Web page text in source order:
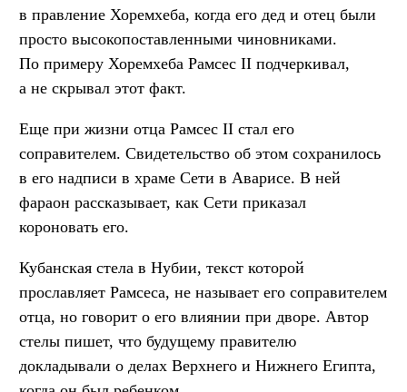
в правление Хоремхеба, когда его дед и отец были
просто высокопоставленными чиновниками.
По примеру Хоремхеба Рамсес II подчеркивал,
а не скрывал этот факт.
Еще при жизни отца Рамсес II стал его
соправителем. Свидетельство об этом сохранилось
в его надписи в храме Сети в Аварисе. В ней
фараон рассказывает, как Сети приказал
короновать его.
Кубанская стела в Нубии, текст которой
прославляет Рамсеса, не называет его соправителем
отца, но говорит о его влиянии при дворе. Автор
стелы пишет, что будущему правителю
докладывали о делах Верхнего и Нижнего Египта,